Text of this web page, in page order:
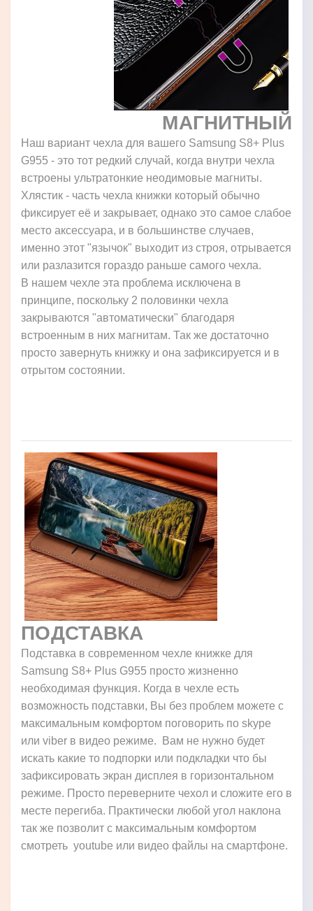
МАГНИТНЫЙ
Наш вариант чехла для вашего Samsung S8+ Plus
G955 - это тот редкий случай, когда внутри чехла
встроены ультратонкие неодимовые магниты.
Хлястик - часть чехла книжки который обычно
фиксирует её и закрывает, однако это самое слабое
место аксессуара, и в большинстве случаев,
именно этот "язычок" выходит из строя, отрывается
или разлазится гораздо раньше самого чехла.
В нашем чехле эта проблема исключена в
принципе, поскольку 2 половинки чехла
закрываются "автоматически" благодаря
встроенным в них магнитам. Так же достаточно
просто завернуть книжку и она зафиксируется и в
отрытом состоянии.
ПОДСТАВКА
Подставка в современном чехле книжке для
Samsung S8+ Plus G955 просто жизненно
необходимая функция. Когда в чехле есть
возможность подставки, Вы без проблем можете с
максимальным комфортом поговорить по skype
или viber в видео режиме. Вам не нужно будет
искать какие то подпорки или подкладки что бы
зафиксировать экран дисплея в горизонтальном
режиме. Просто переверните чехол и сложите его в
месте перегиба. Практически любой угол наклона
так же позволит с максимальным комфортом
смотреть youtube или видео файлы на смартфоне.